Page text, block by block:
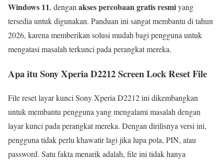
Windows 11, dengan akses percobaan gratis resmiyang
tersedia untuk digunakan. Panduan ini sangat membantu di tahun
2026, karena memberikan solusi mudah bagi pengguna untuk
mengatasi masalah terkunci pada perangkat mereka.
Apa itu Sony Xperia D2212 Screen Lock Reset File
File reset layar kunci Sony Xperia D2212 ini dikembangkan
untuk membantu pengguna yang mengalami masalah dengan
layar kunci pada perangkat mereka. Dengan dirilisnya versi ini,
pengguna tidak perlu khawatir lagi jika lupa pola, PIN, atau
password. Satu fakta menarik adalah, file ini tidak hanya